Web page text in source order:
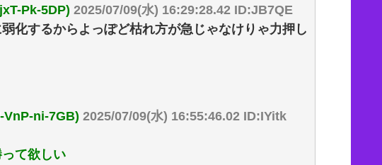
Pk-5DP) 2025/07/09(水) 16:29:28.42 ID:JB7QE
化するからよっぽど枯れ方が急じゃなけりゃ力押し
VnP-ni-7GB) 2025/07/09(水) 16:55:46.02 ID:IYitk
て欲しい